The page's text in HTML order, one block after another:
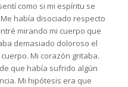
como si mi espíritu se
había disociado respecto
mirando mi cuerpo que
demasiado doloroso el
Mi corazón gritaba.
que había sufrido algún
Mi hipótesis era que